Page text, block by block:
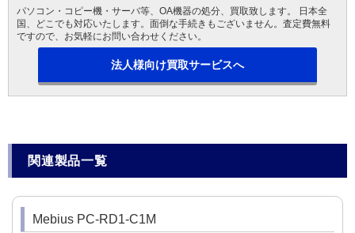
パソコン・コピー機・サーバ等、OA機器の処分、買取致します。 日本全
国、どこでも対応いたします。面倒な手続きもございません。査定費無料
ですので、お気軽にお問い合わせください。
法人様向け買取サービスへ
関連製品一覧
Mebius PC-RD1-C1M